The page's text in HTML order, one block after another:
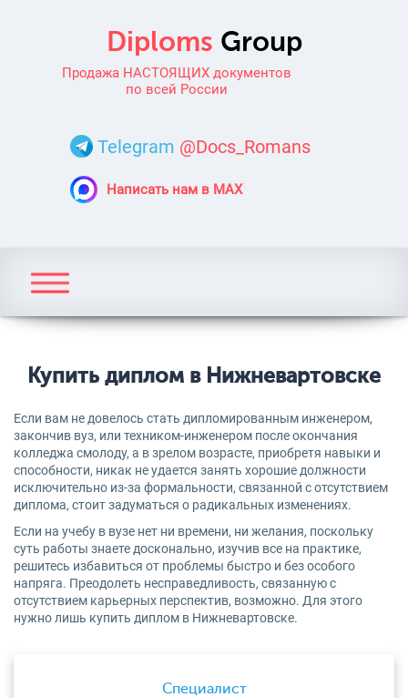
Продажа НАСТОЯЩИХ документов
по всей России
Telegram @Docs_Romans
Написать нам в MAX
Купить диплом в Нижневартовске
Если вам не довелось стать дипломированным инженером,
закончив вуз, или техником-инженером после окончания
колледжа смолоду, а в зрелом возрасте, приобретя навыки и
способности, никак не удается занять хорошие должности
исключительно из-за формальности, связанной с отсутствием
диплома, стоит задуматься о радикальных изменениях.
Если на учебу в вузе нет ни времени, ни желания, поскольку
суть работы знаете досконально, изучив все на практике,
решитесь избавиться от проблемы быстро и без особого
напряга. Преодолеть несправедливость, связанную с
отсутствием карьерных перспектив, возможно. Для этого
нужно лишь купить диплом в Нижневартовске.
Специалист